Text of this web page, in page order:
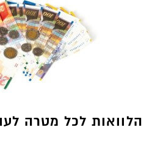
הלוואות לכל מטרה